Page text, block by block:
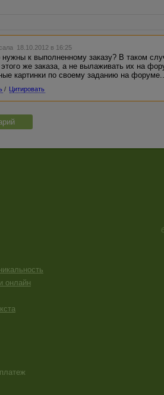
18.10.2012 в 16:25
к выполненному заказу? В таком
же заказа, а не вылаживать их на
картинки по своему заданию на
/ Цитировать
онлайн